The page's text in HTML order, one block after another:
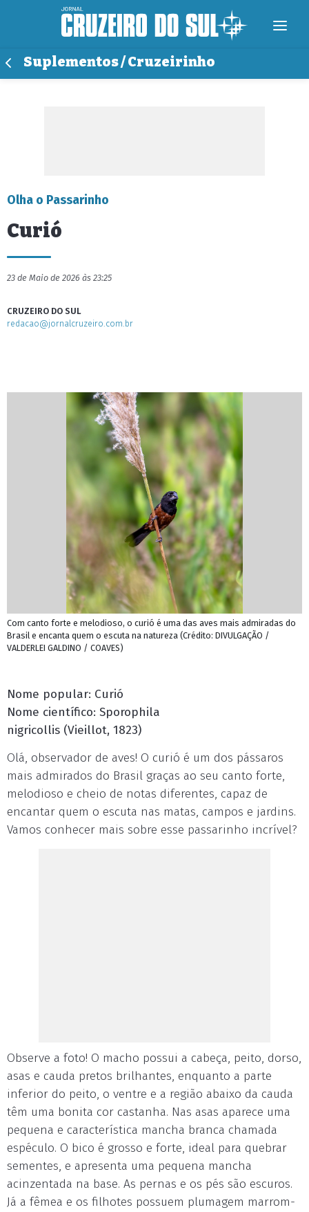
Suplementos / Cruzeirinho
Olha o Passarinho
Curió
23 de Maio de 2026 às 23:25
CRUZEIRO DO SUL
redacao@jornalcruzeiro.com.br
Com canto forte e melodioso, o curió é uma das aves mais admiradas do
Brasil e encanta quem o escuta na natureza (Crédito: DIVULGAÇÃO /
VALDERLEI GALDINO / COAVES)
Nome popular: Curió
Nome científico: Sporophila
nigricollis (Vieillot, 1823)
Olá, observador de aves! O curió é um dos pássaros
mais admirados do Brasil graças ao seu canto forte,
melodioso e cheio de notas diferentes, capaz de
encantar quem o escuta nas matas, campos e jardins.
Vamos conhecer mais sobre esse passarinho incrível?
Observe a foto! O macho possui a cabeça, peito, dorso,
asas e cauda pretos brilhantes, enquanto a parte
inferior do peito, o ventre e a região abaixo da cauda
têm uma bonita cor castanha. Nas asas aparece uma
pequena e característica mancha branca chamada
espéculo. O bico é grosso e forte, ideal para quebrar
sementes, e apresenta uma pequena mancha
acinzentada na base. As pernas e os pés são escuros.
Já a fêmea e os filhotes possuem plumagem marrom-